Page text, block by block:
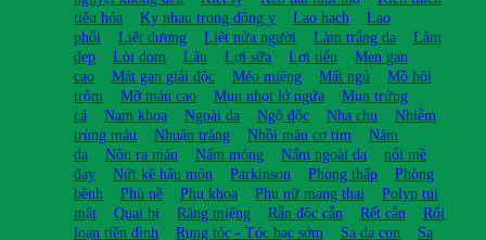
tiêu hóa
Kỵ nhau trong đông y Lao hạch
Lao
phổi
Liệt dương Liệt nửa người Làm trắng da
Làm
đẹp
Lòi dom Lậu Lợi sữa Lợi tiểu
Men gan
cao
Mát gan giải độc Méo miệng Mất ngủ
Mồ hôi
trộm
Mỡ máu cao Mụn nhọt lở ngứa
Mụn trứng
cá
Nam khoa Ngoài da Ngộ độc Nha chu
Nhiễm
trùng máu
Nhuận tràng Nhồi máu cơ tim
Nám
da
Nôn ra máu Nấm móng Nấm ngoài da
nổi mề
đay
Nứt kẽ hậu môn Parkinson Phong thấp
Phòng
bệnh
Phù nề Phụ khoa Phụ nữ mang thai
Polyp túi
mật
Quai bị Răng miệng Rắn độc cắn Rết cắn
Rối
loạn tiền đình
Rụng tóc - Tóc bạc sớm Sa dạ con
Sa